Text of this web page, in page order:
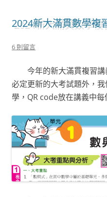
2024新大滿貫數學複
6 則留言
今年的新大滿貫複習講
必定更新的大考試題外，
學，QR code放在講義中